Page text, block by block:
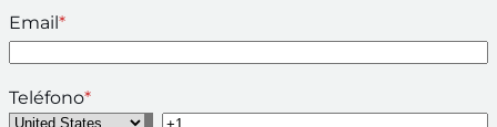
Email *
Teléfono*